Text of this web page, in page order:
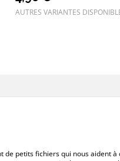
AUTRES VARIANTES
de petits fichiers qui nous aident